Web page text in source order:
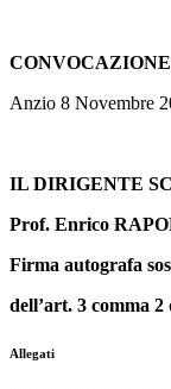
Anzio 8 Novembre
IL DIRIGENTE
Prof. Enrico
Firma autografa
dell’art. 3 comma
Allegati